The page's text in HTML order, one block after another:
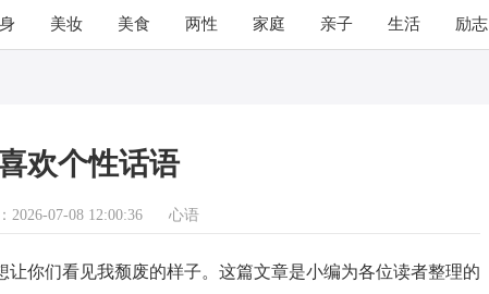
美妆 美食 两性 家庭 亲子 生活 励志
欢个性话语
2026-07-08 12:00:36 心语
你们看见我颓废的样子。这篇文章是小编为各位读者整理的